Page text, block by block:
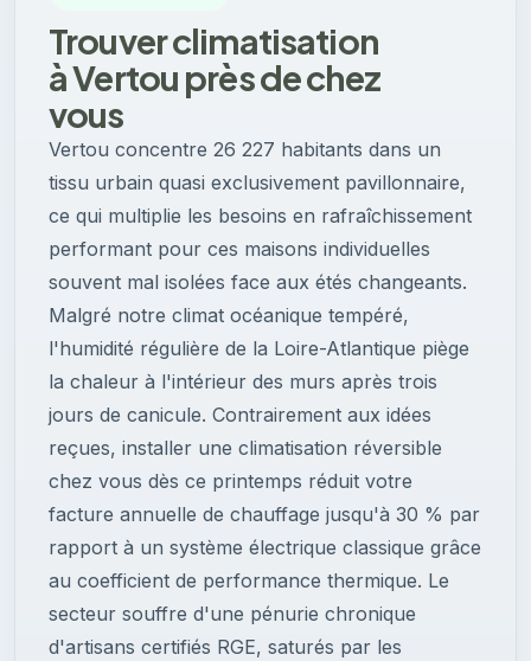
Trouver climatisation
à Vertou près de chez
vous
Vertou concentre 26 227 habitants dans un
tissu urbain quasi exclusivement pavillonnaire,
ce qui multiplie les besoins en rafraîchissement
performant pour ces maisons individuelles
souvent mal isolées face aux étés changeants.
Malgré notre climat océanique tempéré,
l'humidité régulière de la Loire-Atlantique piège
la chaleur à l'intérieur des murs après trois
jours de canicule. Contrairement aux idées
reçues, installer une climatisation réversible
chez vous dès ce printemps réduit votre
facture annuelle de chauffage jusqu'à 30 % par
rapport à un système électrique classique grâce
au coefficient de performance thermique. Le
secteur souffre d'une pénurie chronique
d'artisans certifiés RGE, saturés par les